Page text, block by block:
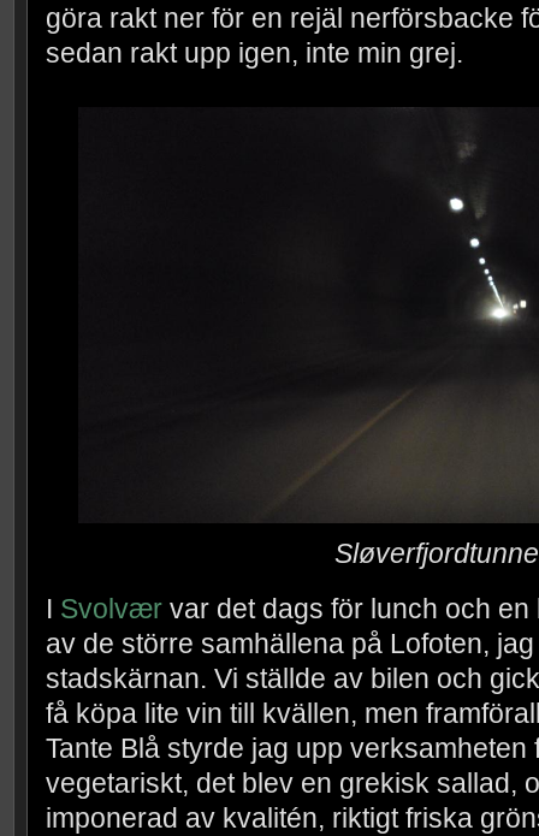
göra rakt ner för en rejäl nerförsbacke
sedan rakt upp igen, inte min grej.
I Svolværvar det dags för lunch och en
av de större samhällena på Lofoten,
stadskärnan. Vi ställde av bilen och
få köpa lite vin till kvällen, men
Tante Blå styrde jag upp verksamheten
vegetariskt, det blev en grekisk sallad,
imponerad av kvalitén, riktigt friska